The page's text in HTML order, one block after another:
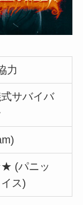
力
サバイバ
パニッ
ス)